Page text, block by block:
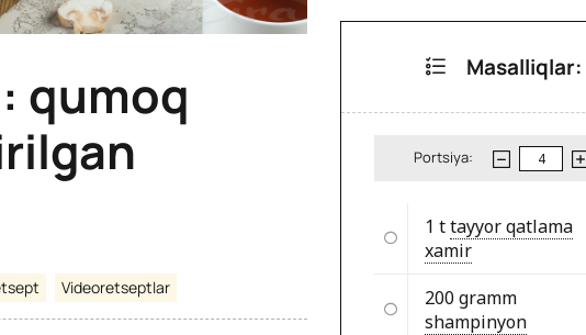
qumoq
Videoretseptlar
Masalliqlar:
Portsiya:
1 ttayyor qatlama
xamir
200 gramm
shampinyon